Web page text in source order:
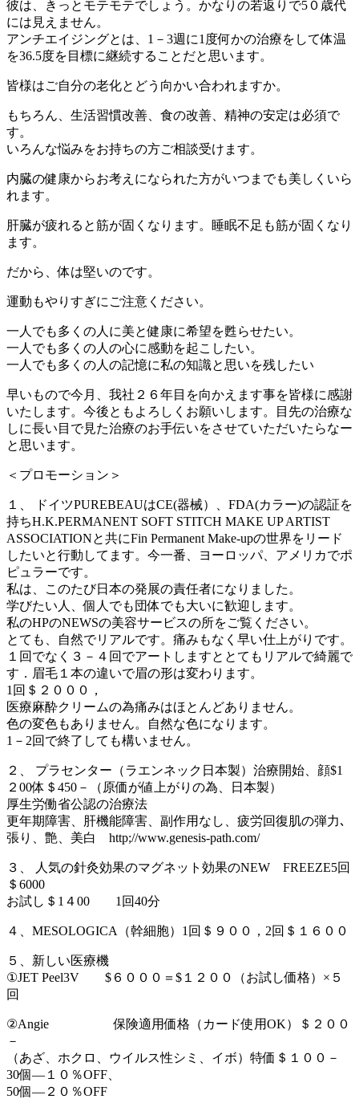
彼は、きっとモテモテでしょう。かなりの若返りで5０歳代
には見えません。
アンチエイジングとは、1－3週に1度何かの治療をして体温
を36.5度を目標に継続することだと思います。
皆様はご自分の老化とどう向かい合われますか。
もちろん、生活習慣改善、食の改善、精神の安定は必須で
す。
いろんな悩みをお持ちの方ご相談受けます。
内臓の健康からお考えになられた方がいつまでも美しくいら
れます。
肝臓が疲れると筋が固くなります。睡眠不足も筋が固くなり
ます。
だから、体は堅いのです。
運動もやりすぎにご注意ください。
一人でも多くの人に美と健康に希望を甦らせたい。
一人でも多くの人の心に感動を起こしたい。
一人でも多くの人の記憶に私の知識と思いを残したい
早いもので今月、我社２６年目を向かえます事を皆様に感謝
いたします。今後ともよろしくお願いします。目先の治療な
しに長い目で見た治療のお手伝いをさせていただいたらなー
と思います。
＜プロモーション＞
１、 ドイツPUREBEAUはCE(器械）、FDA(カラー)の認証を
持ちH.K.PERMANENT SOFT STITCH MAKE UP ARTIST
ASSOCIATIONと共にFin Permanent Make-upの世界をリード
したいと行動してます。今一番、ヨーロッパ、アメリカでポ
ピュラーです。
私は、このたび日本の発展の責任者になりました。
学びたい人、個人でも団体でも大いに歓迎します。
私のHPのNEWSの美容サービスの所をご覧ください。
とても、自然でリアルです。痛みもなく早い仕上がりです。
１回でなく３－４回でアートしますととてもリアルで綺麗で
す．眉毛１本の違いで眉の形は変わります。
1回＄２０００，
医療麻酔クリームの為痛みはほとんどありません。
色の変色もありません。自然な色になります。
1－2回で終了しても構いません。
２、 プラセンター（ラエンネック日本製）治療開始、顔$1
２00体＄450－（原価が値上がりの為、日本製）
厚生労働省公認の治療法
更年期障害、肝機能障害、副作用なし、疲労回復肌の弾力､
張り、艶、美白 http;//www.genesis-path.com/
３、 人気の針灸効果のマグネット効果のNEW FREEZE5回
＄6000
お試し＄1４00 1回40分
４、MESOLOGICA（幹細胞）1回＄９００，2回＄１６００
５、新しい医療機
①JET Peel3V $６０００＝$１２００（お試し価格）×５
回
②Angie 保険適用価格（カード使用OK）＄２００
－
（あざ、ホクロ、ウイルス性シミ、イボ）特価＄１００－
30個―１０％OFF、
50個―２０％OFF